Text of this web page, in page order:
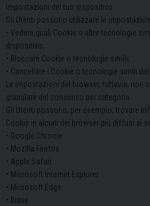
impostazioni del tuo dispositivo
Gli Utenti possono utilizzare le
• Vedere quali Cookie o altre tecnologie
dispositivo;
• Bloccare Cookie o tecnologie simili;
• Cancellare i Cookie o tecnologie simili
Le impostazioni del browser, tuttavia, non
granulare del consenso per categoria.
Gli Utenti possono, per esempio, trovare
Cookie in alcuni dei browser più diffusi ai
• Google Chrome
• Mozilla Firefox
• Apple Safari
• Microsoft Internet Explorer
• Microsoft Edge
• Brave